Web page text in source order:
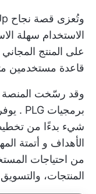
الاستخدام سهلة
على المنتج
قاعدة مستخدمين
وقد رسّخت المنصة
برمجيات PLG
شيء بدءًا من تخطيط
الأهداف و أتمتة
من احتياجات
المنتجات،